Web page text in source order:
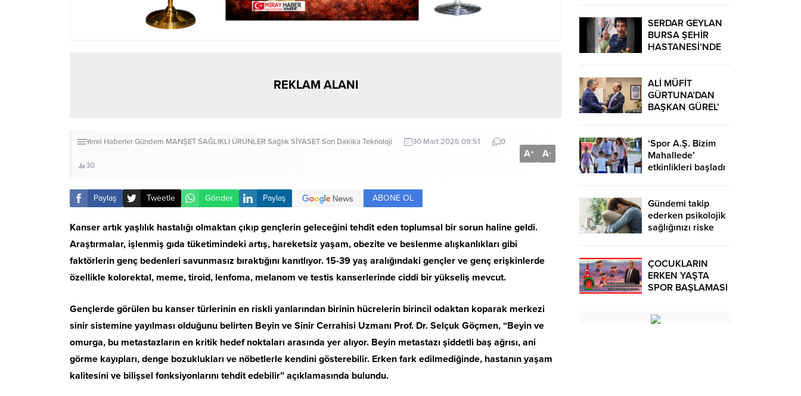
REKLAM ALANI
Yerel HaberlerGündem MANŞETSAĞLIKLI ÜRÜNLERSağlıkSİYASETSon Dakika Teknoloji 30 Mart 2026 09:51 0
30
A+ A-
Paylaş Tweetle Gönder Paylaş ABONE OL
Kanser artık yaşlılık hastalığı olmaktan çıkıp gençlerin geleceğini tehdit eden toplumsal bir sorun haline geldi.
Araştırmalar, işlenmiş gıda tüketimindeki artış, hareketsiz yaşam, obezite ve beslenme alışkanlıkları gibi
faktörlerin genç bedenleri savunmasız bıraktığını kanıtlıyor. 15-39 yaş aralığındaki gençler ve genç erişkinlerde
özellikle kolorektal, meme, tiroid, lenfoma, melanom ve testis kanserlerinde ciddi bir yükseliş mevcut.
Gençlerde görülen bu kanser türlerinin en riskli yanlarından birinin hücrelerin birincil odaktan koparak merkezi
sinir sistemine yayılması olduğunu belirten Beyin ve Sinir Cerrahisi Uzmanı Prof. Dr. Selçuk Göçmen, “Beyin ve
omurga, bu metastazların en kritik hedef noktaları arasında yer alıyor. Beyin metastazı şiddetli baş ağrısı, ani
görme kayıpları, denge bozuklukları ve nöbetlerle kendini gösterebilir. Erken fark edilmediğinde, hastanın yaşam
kalitesini ve bilişsel fonksiyonlarını tehdit edebilir” açıklamasında bulundu.
SERDAR GEYLAN
BURSA ŞEHİR
HASTANESİ’NDE
ALİ MÜFİT
GÜRTUNA’DAN
BAŞKAN GÜREL’
‘Spor A.Ş. Bizim
Mahallede’
etkinlikleri başladı
Gündemi takip
ederken psikolojik
sağlığınızı riske
ÇOCUKLARIN
ERKEN YAŞTA
SPOR BAŞLAMASI
TEHLİKELERDEN
UZAK TUTUMUŞ